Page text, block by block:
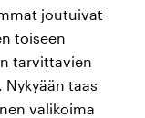
joutuivat
toiseen
tarvittavien
taas
valikoima